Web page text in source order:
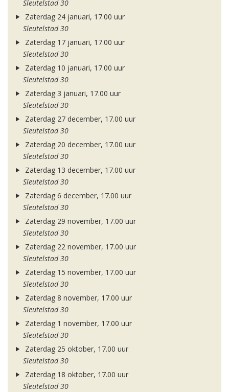
Sleutelstad 30
Zaterdag 24 januari, 17.00 uur
Sleutelstad 30
Zaterdag 17 januari, 17.00 uur
Sleutelstad 30
Zaterdag 10 januari, 17.00 uur
Sleutelstad 30
Zaterdag 3 januari, 17.00 uur
Sleutelstad 30
Zaterdag 27 december, 17.00 uur
Sleutelstad 30
Zaterdag 20 december, 17.00 uur
Sleutelstad 30
Zaterdag 13 december, 17.00 uur
Sleutelstad 30
Zaterdag 6 december, 17.00 uur
Sleutelstad 30
Zaterdag 29 november, 17.00 uur
Sleutelstad 30
Zaterdag 22 november, 17.00 uur
Sleutelstad 30
Zaterdag 15 november, 17.00 uur
Sleutelstad 30
Zaterdag 8 november, 17.00 uur
Sleutelstad 30
Zaterdag 1 november, 17.00 uur
Sleutelstad 30
Zaterdag 25 oktober, 17.00 uur
Sleutelstad 30
Zaterdag 18 oktober, 17.00 uur
Sleutelstad 30